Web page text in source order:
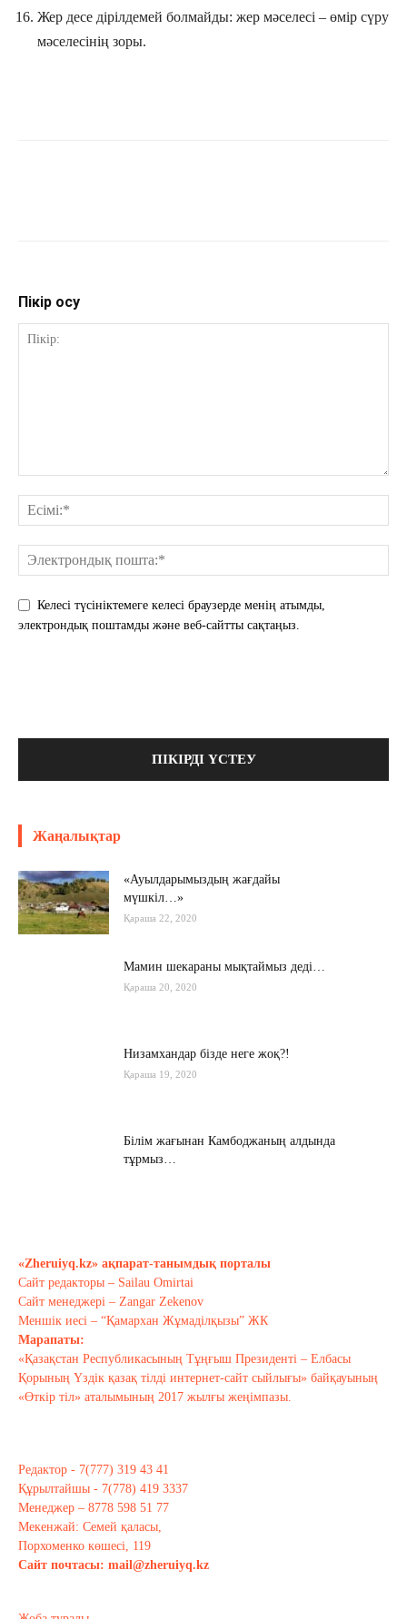
Жер десе дірілдемей болмайды: жер мәселесі – өмір сүру
мәселесінің зоры.
Пікір қосу
Келесі түсініктемеге келесі браузерде менің атымды,
электрондық поштамды және веб-сайтты сақтаңыз.
Жаңалықтар
«Ауылдарымыздың жағдайы
мүшкіл…»
Қараша 22, 2020
Мамин шекараны мықтаймыз деді…
Қараша 20, 2020
Низамхандар бізде неге жоқ?!
Қараша 19, 2020
Білім жағынан Камбоджаның алдында
тұрмыз…
Тағы оқу
«Zheruiyq.kz» ақпарат-танымдық порталы
Сайт редакторы – Sailau Omirtai
Сайт менеджері – Zangar Zekenov
Меншік иесі – “Қамархан Жұмаділқызы” ЖК
Марапаты:
«Қазақстан Республикасының Тұңғыш Президенті – Елбасы
Қорының Үздік қазақ тілді интернет-сайт сыйлығы» байқауының
«Өткір тіл» аталымының 2017 жылғы жеңімпазы.
Редактор - 7(777) 319 43 41
Құрылтайшы - 7(778) 419 3337
Менеджер – 8778 598 51 77
Мекенжай: Семей қаласы,
Порхоменко көшесі, 119
Сайт почтасы: mail@zheruiyq.kz